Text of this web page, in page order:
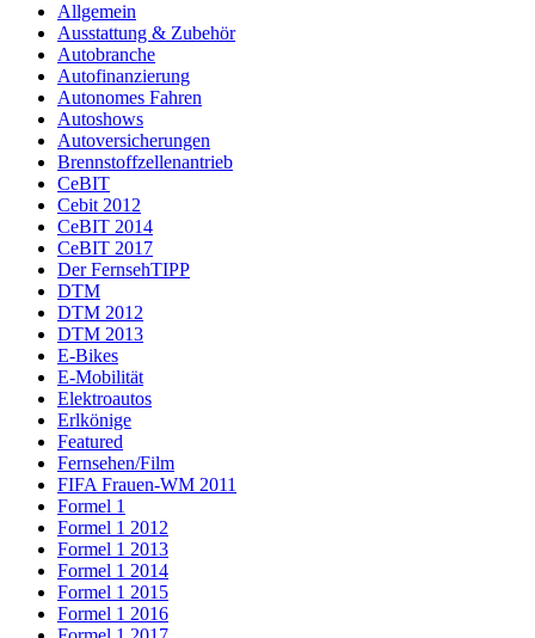
Allgemein
Ausstattung & Zubehör
Autobranche
Autofinanzierung
Autonomes Fahren
Autoshows
Autoversicherungen
Brennstoffzellenantrieb
CeBIT
Cebit 2012
CeBIT 2014
CeBIT 2017
Der FernsehTIPP
DTM
DTM 2012
DTM 2013
E-Bikes
E-Mobilität
Elektroautos
Erlkönige
Featured
Fernsehen/Film
FIFA Frauen-WM 2011
Formel 1
Formel 1 2012
Formel 1 2013
Formel 1 2014
Formel 1 2015
Formel 1 2016